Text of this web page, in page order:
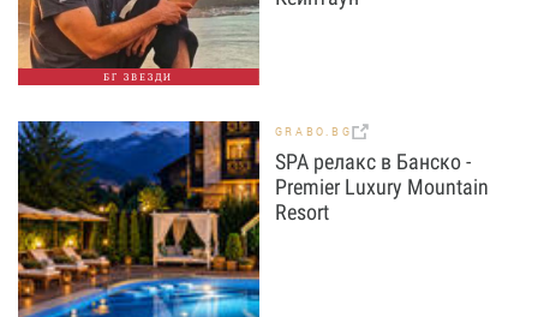
БГ ЗВЕЗДИ
GRABO.BG
SPA релакс в Банско -
Premier Luxury Mountain
Resort